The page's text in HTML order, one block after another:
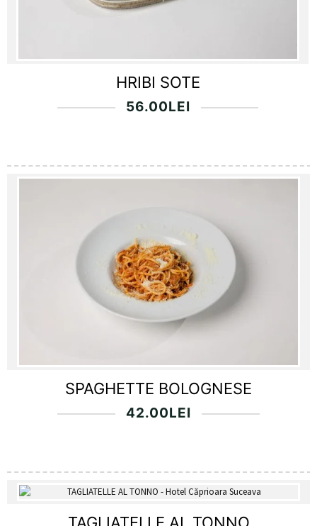
HRIBI SOTE
56.00LEI
SPAGHETTE BOLOGNESE
42.00LEI
TAGLIATELLE AL TONNO